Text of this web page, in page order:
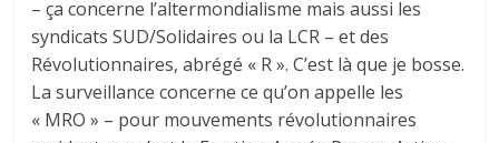
– ça concerne l’altermondialisme mais aussi les
syndicats SUD/Solidaires ou la LCR – et des
Révolutionnaires, abrégé « R ». C’est là que je bosse.
La surveillance concerne ce qu’on appelle les
« MRO » – pour mouvements révolutionnaires